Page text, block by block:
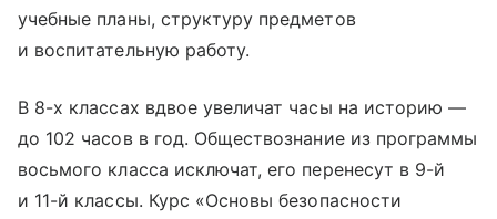
учебные планы, структуру предметов
и воспитательную работу.
В 8-х классах вдвое увеличат часы на историю —
до 102 часов в год. Обществознание из программы
восьмого класса исключат, его перенесут в 9-й
и 11-й классы. Курс «Основы безопасности